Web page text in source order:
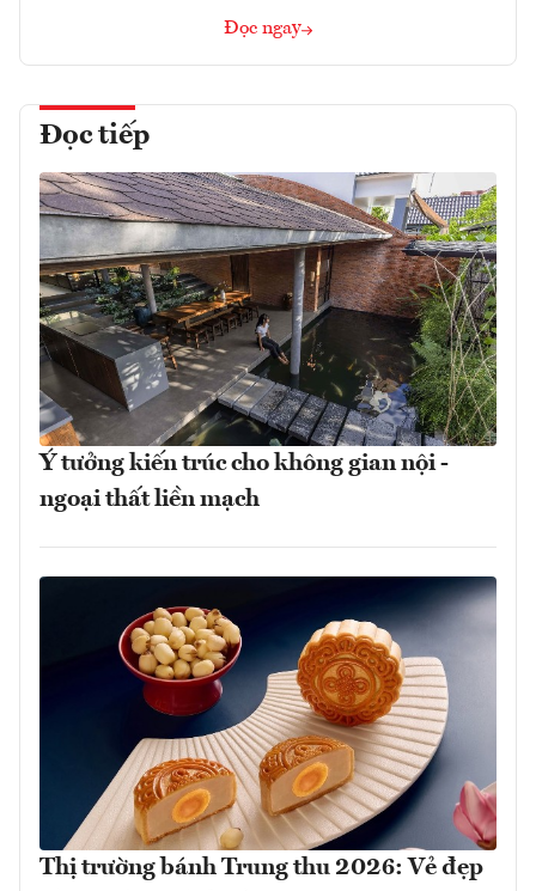
Đọc ngay
Đọc tiếp
Ý tưởng kiến trúc cho không gian nội -
ngoại thất liền mạch
Thị trường bánh Trung thu 2026: Vẻ đẹp